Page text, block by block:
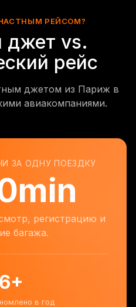
РЕЙСОМ?
джет vs.
рейс
джетом из Париж в
авиакомпаниями.
ЗА ОДНУ ПОЕЗДКУ
регистрацию и
багажа.
+
в год